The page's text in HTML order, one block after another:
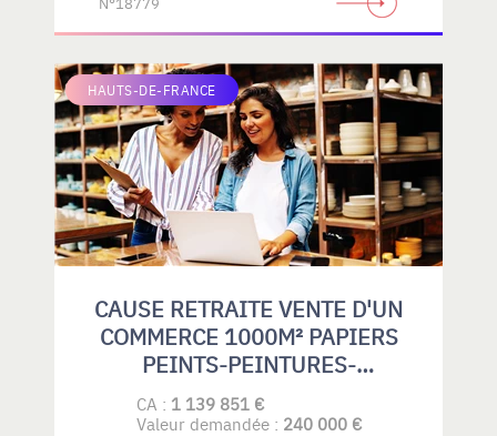
HAUTS-DE-FRANCE
CAUSE RETRAITE VENTE D'UN
COMMERCE 1000M² PAPIERS
PEINTS-PEINTURES-
REVETEMENTS DE SOLS
SOUPLES-PARQUETS-GRAND
CA : 1 139 851 €
Valeur demandée : 240 000 €